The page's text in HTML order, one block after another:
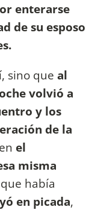
enterarse
de su esposo
sino que al
volvió a
y los
de la
el
misma
había
en picada,